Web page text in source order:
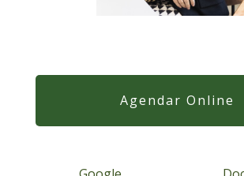
Agendar Online